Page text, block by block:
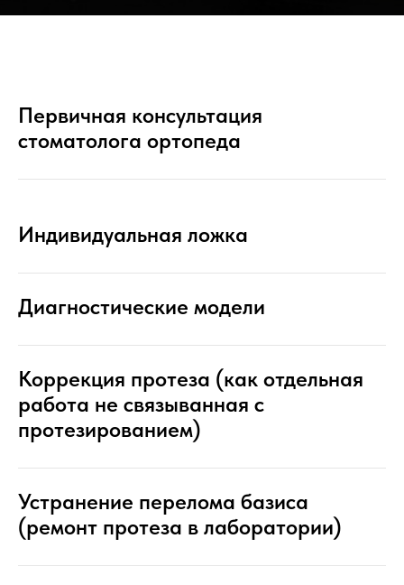
Первичная консультация
стоматолога ортопеда
Индивидуальная ложка
Диагностические модели
Коррекция протеза (как отдельная
работа не связыванная с
протезированием)
Устранение перелома базиса
(ремонт протеза в лаборатории)